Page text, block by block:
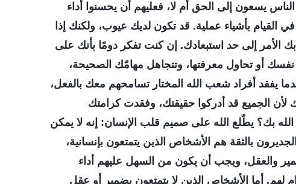
يسعون إلى الحق أم لا، فعليهم أن يحسنوا أداء
القيام بأشياء عملية. قد تكون لديك عيوب، ولكنك إذا
الأمر إلى حد استبعادك. إن كنت تفكر دومًا بأنك على
أو تحاول معرفتها، وتتجاهل مهامّك الصحيحة،
يفقد أفراد شعب الله المختار تسامحهم معك بالفعل،
الجميع قد أدركوا حقيقتك، وفقدت كرامتك
بك؟ يطّلع الله على صميم قلب الإنسان: إنه لا يمكن
بالثقة هم الأشخاص الذين يتمتعون بإنسانية،
والعقل، ويجب أن يكون من السهل عليهم أداء
لهم. أما الأشخاص الذين لا يتمتعون بضمير أو عقل